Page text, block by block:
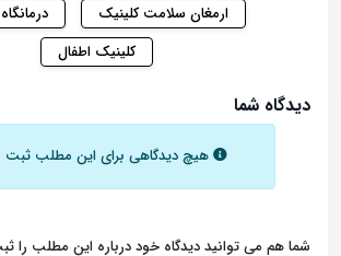
ارمغان سلامت کلینیک
کلینیک اطفال
دیدگاه شما
هیچ دیدگاهی برای این مطلب
شما هم می توانید دیدگاه خود درباره این مطلب را